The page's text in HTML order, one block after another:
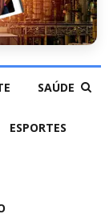
SAÚDE
ESPORTES